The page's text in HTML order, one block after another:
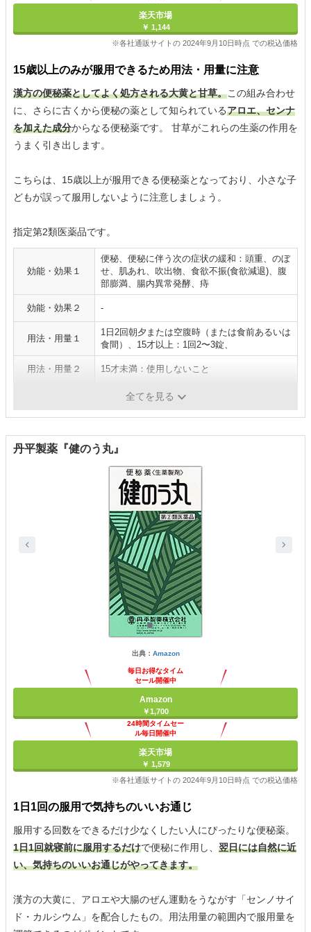
楽天市場
￥ 1,144
※各社通販サイトの 2024年9月10日時点 での税込価格
15歳以上のみが服用できるため用法・用量に注意
漢方の便秘薬としてよく処方される大黄と甘草。この組み合わせ
に、さらに古くから便秘の薬として知られているアロエ、センナ
を加えた成分からなる便秘薬です。 甘草がこれらの生薬の作用を
うまく引き出します。
こちらは、15歳以上が服用できる便秘薬となっており、小さな子
どもが誤って服用しないように注意しましょう。
指定第2類医薬品です。
効能・効果１
便秘、便秘に伴う次の症状の緩和：頭重、のぼ
せ、肌あれ、吹出物、食欲不振(食欲減退)、腹
部膨満、腸内異常発酵、痔
効能・効果２ ‐
用法・用量１
1日2回朝夕または空腹時（または食前あるいは
食間）、15才以上：1回2〜3錠、
用法・用量２ 15才未満：使用しないこと
指定第2類医薬品
全てを見る
丹平製薬『健のう丸』
出典： Amazon
毎日お得なタイム
セール開催中
Amazon
￥1,700
24時間タイムセー
ル毎日開催中
楽天市場
￥ 1,579
※各社通販サイトの 2024年9月10日時点 での税込価格
1日1回の服用で気持ちのいいお通じ
服用する回数をできるだけ少なくしたい人にぴったりな便秘薬。
1日1回就寝前に服用するだけで便秘に作用し、 翌日には自然に近
い、気持ちのいいお通じがやってきます。
漢方の大黄に、アロエや大腸のぜん運動をうながす「センノサイ
ド・カルシウム」を配合したもの。用法用量の範囲内で服用量を